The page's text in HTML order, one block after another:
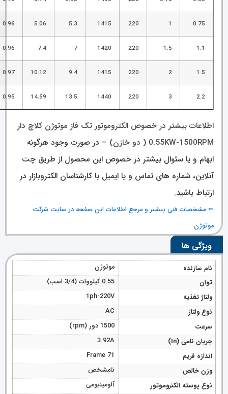
0.75
1
220
1415
5.3
5.06
0.96
1.1
1.5
220
1420
7
7.4
0.96
1.5
2
220
1415
9.4
10.12
0.97
2.2
3
220
1440
13.5
14.59
0.95
اطلاعات بیشتر در خصوص الکتروموتور تک فاز موتوژن کلاچ دار
0.55KW-1500RPM ( دو خازن)
– در صورت وجود هرگونه
ابهام و یا سئوال بیشتر در خصوص این محصول از طریق چت
آنلاین، شماره های تماس و یا ایمیل با کارشناسان الکتروبازار در
ارتباط باشید.
⇐ مشخصات فنی بیشتر و مرجع اطلاعات این صفحه در سایت شرکت
موتوژن
ویژگی ها
نام سازنده
موتوژن
توان
0.55 کیلووات (3/4 اسب)
ولتاژ تغذیه
1ph-220V
نوع ولتاژ
AC
سرعت
1500 دور (rpm)
جریان نامی (In)
3.92A
اندازه فریم
Frame 71
وزن خالص
نامشخص
نوع پوسته الکتروموتور
آلومینیومی